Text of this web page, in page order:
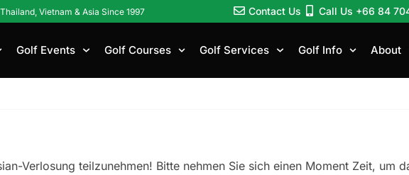
Vietnam & Asia Since 1997 Contact Us Call Us +66 84
Golf Events Golf Courses Golf Services Golf Info About
Verlosung teilzunehmen! Bitte nehmen Sie sich einen Moment Zeit, um